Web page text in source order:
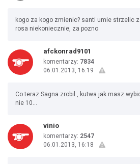
kogo za kogo zmienic? santi umie strzelic
rosa niekoniecznie, za pozno
afckonrad9101
komentarzy: 7834
06.01.2013, 16:19
Co teraz Sagna zrobil , kutwa jak masz
nie 10...
vinio
komentarzy: 2547
06.01.2013, 16:18